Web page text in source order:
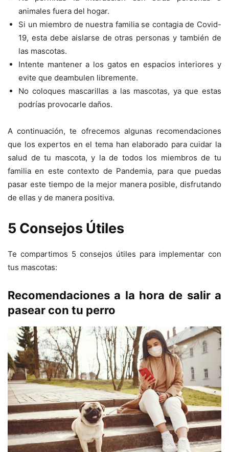
animales fuera del hogar.
Si un miembro de nuestra familia se contagia de Covid-
19, esta debe aislarse de otras personas y también de
las mascotas.
Intente mantener a los gatos en espacios interiores y
evite que deambulen libremente.
No coloques mascarillas a las mascotas, ya que estas
podrías provocarle daños.
A continuación, te ofrecemos algunas recomendaciones
que los expertos en el tema han elaborado para cuidar la
salud de tu mascota, y la de todos los miembros de tu
familia en este contexto de Pandemia, para que puedas
pasar este tiempo de la mejor manera posible, disfrutando
de ellas y de manera positiva.
5 Consejos Útiles
Te compartimos 5 consejos útiles para implementar con
tus mascotas:
Recomendaciones a la hora de salir a
pasear con tu perro